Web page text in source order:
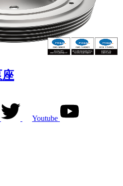
座
Youtube